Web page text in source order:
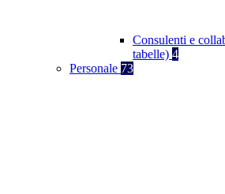
Consulenti e
tabelle) 4
Personale 73